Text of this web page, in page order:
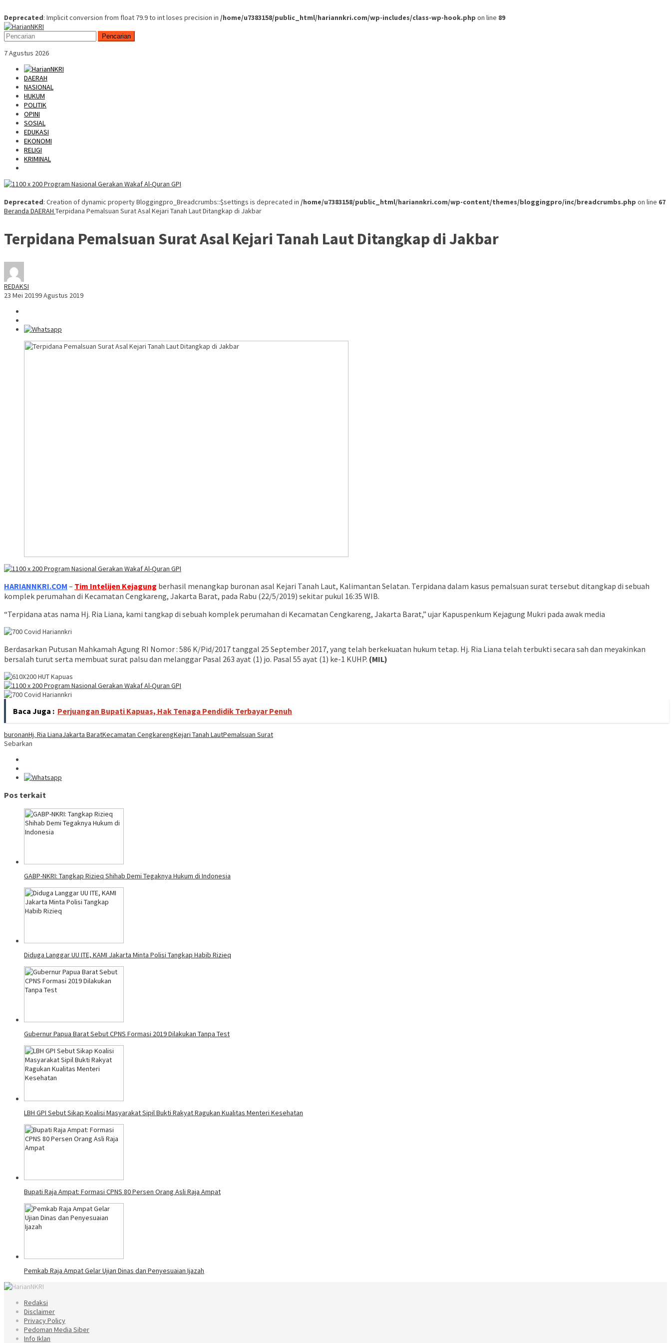
Deprecated: Implicit conversion from float 79.9 to int loses precision in /home/u7383158/public_html/hariannkri.com/wp-includes/class-wp-hook.php on line 89
Skip
to
content
Mobile
Menu
Pencarian
7 Agustus 2026
DAERAH
NASIONAL
HUKUM
POLITIK
OPINI
SOSIAL
EDUKASI
EKONOMI
RELIGI
KRIMINAL
Deprecated: Creation of dynamic property Bloggingpro_Breadcrumbs::$settings is deprecated in /home/u7383158/public_html/hariannkri.com/wp-content/themes/bloggingpro/inc/breadcrumbs.php on line 67
Beranda DAERAH Terpidana Pemalsuan Surat Asal Kejari Tanah Laut Ditangkap di Jakbar
Terpidana Pemalsuan Surat Asal Kejari Tanah Laut Ditangkap di Jakbar
REDAKSI
23 Mei 20199 Agustus 2019
HARIANNKRI.COM – Tim Intelijen Kejagung berhasil menangkap buronan asal Kejari Tanah Laut, Kalimantan Selatan. Terpidana dalam kasus pemalsuan surat tersebut ditangkap di sebuah
komplek perumahan di Kecamatan Cengkareng, Jakarta Barat, pada Rabu (22/5/2019) sekitar pukul 16:35 WIB.
“Terpidana atas nama Hj. Ria Liana, kami tangkap di sebuah komplek perumahan di Kecamatan Cengkareng, Jakarta Barat,” ujar Kapuspenkum Kejagung Mukri pada awak media
Berdasarkan Putusan Mahkamah Agung RI Nomor : 586 K/Pid/2017 tanggal 25 September 2017, yang telah berkekuatan hukum tetap. Hj. Ria Liana telah terbukti secara sah dan meyakinkan
bersalah turut serta membuat surat palsu dan melanggar Pasal 263 ayat (1) jo. Pasal 55 ayat (1) ke-1 KUHP. (MIL)
Baca Juga : Perjuangan Bupati Kapuas, Hak Tenaga Pendidik Terbayar Penuh
buronanHj. Ria LianaJakarta BaratKecamatan CengkarengKejari Tanah LautPemalsuan Surat
Sebarkan
Pos terkait
GABP-NKRI: Tangkap Rizieq Shihab Demi Tegaknya Hukum di Indonesia
Diduga Langgar UU ITE, KAMI Jakarta Minta Polisi Tangkap Habib Rizieq
Gubernur Papua Barat Sebut CPNS Formasi 2019 Dilakukan Tanpa Test
LBH GPI Sebut Sikap Koalisi Masyarakat Sipil Bukti Rakyat Ragukan Kualitas Menteri Kesehatan
Bupati Raja Ampat: Formasi CPNS 80 Persen Orang Asli Raja Ampat
Pemkab Raja Ampat Gelar Ujian Dinas dan Penyesuaian Ijazah
Redaksi
Disclaimer
Privacy Policy
Pedoman Media Siber
Info Iklan